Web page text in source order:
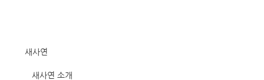
새사연
새사연 소개